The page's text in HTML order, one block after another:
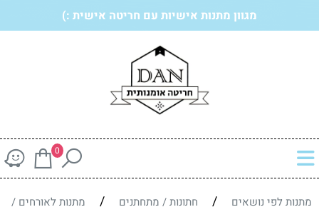
מגוון מתנות אישיות עם חריטה אישית :)
0
מתנות לפי נושאים / חתונות / מתחתנים /
מתנות לאורחים /